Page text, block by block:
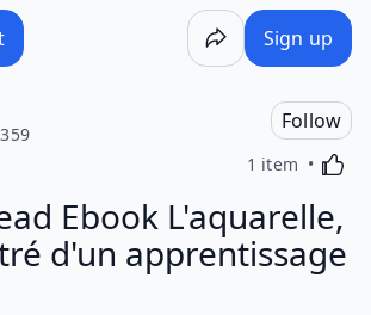
Sign up
Follow
1 item
Ebook L'aquarelle,
d'un apprentissage